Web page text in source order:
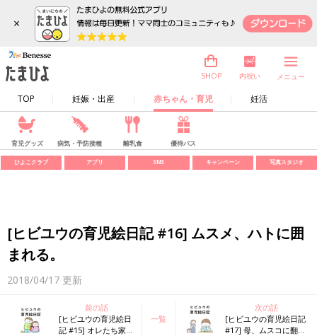
×
TOP 妊娠・出産 赤ちゃん・育児 妊活
SHOP 内祝い メニュー
育児グッズ 病気・予防接種 離乳食 優待パス
ひよこクラブ アプリ SNS キャンペーン 写真スタジオ
[ヒビユウの育児絵日記 #16] ムスメ、ハトに囲
まれる。
2018/04/17 更新
前の話
[ヒビユウの育児絵日
記 #15] オレたち家出
一覧
次の話
[ヒビユウの育児絵日記
#17] 母、ムスコに翻弄